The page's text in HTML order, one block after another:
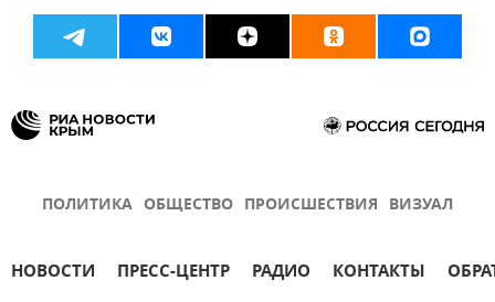
ПОЛИТИКА ОБЩЕСТВО ПРОИСШЕСТВИЯ ВИЗУАЛ
НОВОСТИ ПРЕСС-ЦЕНТР РАДИО КОНТАКТЫ